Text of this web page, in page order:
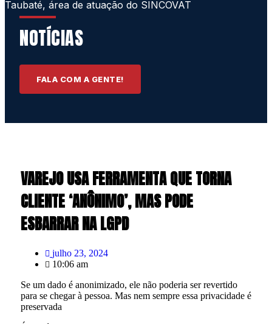
NOTÍCIAS
FALA COM A GENTE!
VAREJO USA FERRAMENTA QUE TORNA
CLIENTE ‘ANÔNIMO’, MAS PODE
ESBARRAR NA LGPD
julho 23, 2024
10:06 am
Se um dado é anonimizado, ele não poderia ser revertido
para se chegar à pessoa. Mas nem sempre essa privacidade é
preservada